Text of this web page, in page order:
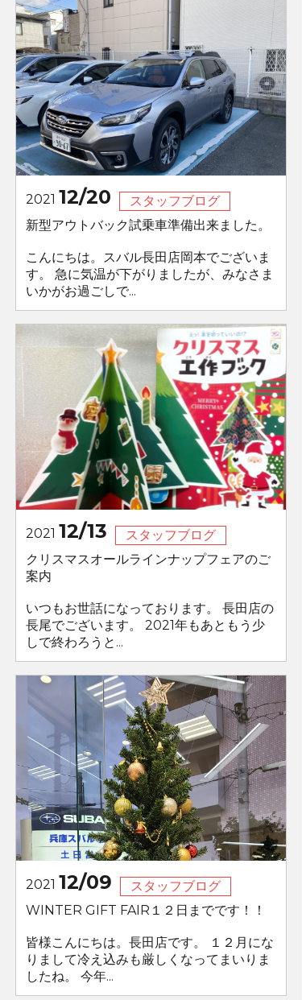
2021 12/20
スタッフブログ
新型アウトバック試乗車準備出来ました。
こんにちは。スバル長田店岡本でございま
す。 急に気温が下がりましたが、みなさま
いかがお過ごしで...
2021 12/13
スタッフブログ
クリスマスオールラインナップフェアのご
案内
いつもお世話になっております。 長田店の
長尾でございます。 2021年もあともう少
しで終わろうと...
2021 12/09
スタッフブログ
WINTER GIFT FAIR１２日までです！！
皆様こんにちは。長田店です。 １２月にな
りまして冷え込みも厳しくなってまいりま
したね。 今年...